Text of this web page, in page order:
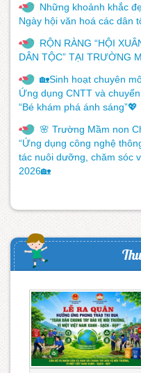
Những khoảnh khắc
Ngày hội văn hoá các dân
RỘN RÀNG “HỘI
DÂN TỘC” TẠI TRƯỜNG
🏡Sinh hoạt chuyên
Ứng dụng CNTT và
“Bé khám phá ánh sáng”💖
🌸 Trường Mầm non
“Ứng dụng công nghệ
tác nuôi dưỡng, chăm sóc
2026🏡